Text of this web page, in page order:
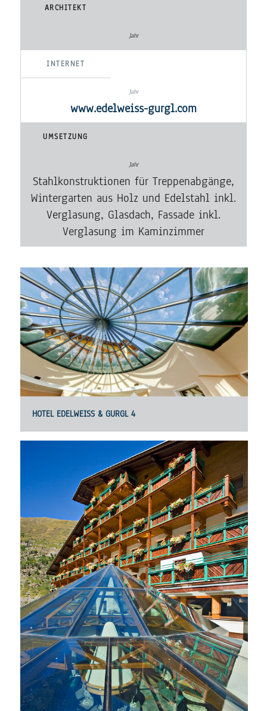
ARCHITEKT
INTERNET
www.edelweiss-gurgl.com
UMSETZUNG
Stahlkonstruktionen für Treppenabgänge,
Wintergarten aus Holz und Edelstahl inkl.
Verglasung, Glasdach, Fassade inkl.
Verglasung im Kaminzimmer
HOTEL EDELWEISS & GURGL 4